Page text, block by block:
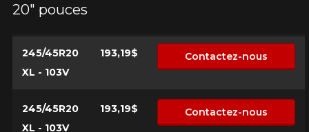
20" pouces
245/45R20
XL - 103V
193,19$ Contactez-nous
245/45R20
XL - 103V
193,19$ Contactez-nous